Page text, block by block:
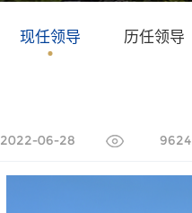
现任领导 历任领导
2022-06-28 9624